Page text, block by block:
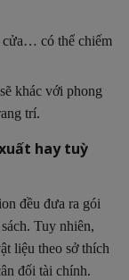
cửa… có thể chiếm
khác với phong
trí.
hay tuỳ
đều đưa ra gói
Tuy nhiên,
liệu theo sở thích
đối tài chính.